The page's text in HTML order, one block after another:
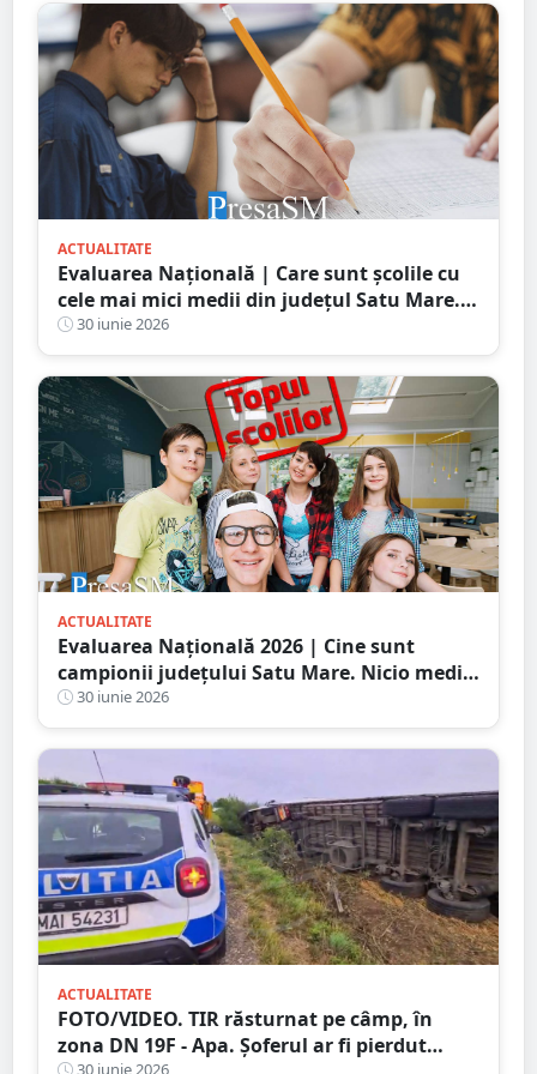
ACTUALITATE
Evaluarea Națională | Care sunt școlile cu
cele mai mici medii din județul Satu Mare.
Rezultatele arată decalaje importante între
unitățile de învățământ
30 iunie 2026
ACTUALITATE
Evaluarea Națională 2026 | Cine sunt
campionii județului Satu Mare. Nicio medie
de zece
30 iunie 2026
ACTUALITATE
FOTO/VIDEO. TIR răsturnat pe câmp, în
zona DN 19F - Apa. Șoferul ar fi pierdut
30 iunie 2026